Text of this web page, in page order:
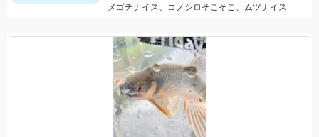
メゴチナイス、コノシロそこそこ、ムツナイス